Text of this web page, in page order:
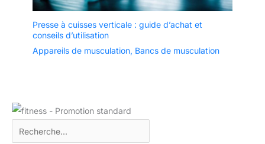
Presse à cuisses verticale : guide d’achat et
conseils d’utilisation
Appareils de musculation, Bancs de musculation